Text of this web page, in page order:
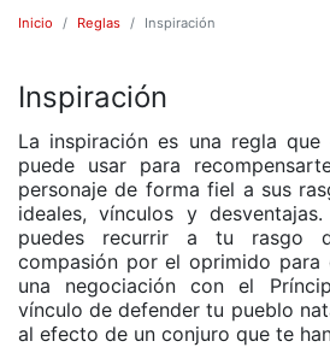
Inicio Reglas Inspiración
Inspiración
La inspiración es una regla
puede usar para
personaje de forma fiel a sus
ideales, vínculos y
puedes recurrir a tu rasgo
compasión por el oprimido para
una negociación con el
vínculo de defender tu pueblo
al efecto de un conjuro que te